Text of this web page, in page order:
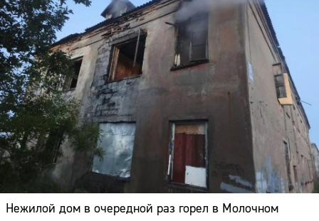
Нежилой дом в очередной раз горел в Молочном